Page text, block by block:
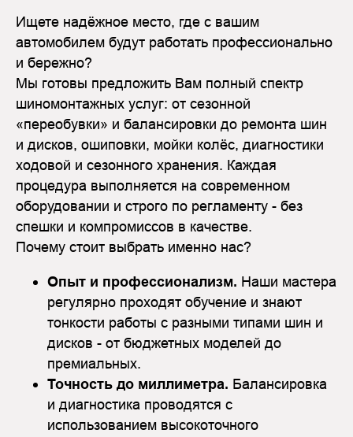
Ищете надёжное место, где с вашим
автомобилем будут работать профессионально
и бережно?
Мы готовы предложить Вам полный спектр
шиномонтажных услуг: от сезонной
«переобувки» и балансировки до ремонта шин
и дисков, ошиповки, мойки колёс, диагностики
ходовой и сезонного хранения. Каждая
процедура выполняется на современном
оборудовании и строго по регламенту - без
спешки и компромиссов в качестве.
Почему стоит выбрать именно нас?
Опыт и профессионализм. Наши мастера
регулярно проходят обучение и знают
тонкости работы с разными типами шин и
дисков - от бюджетных моделей до
премиальных.
Точность до миллиметра. Балансировка
и диагностика проводятся с
использованием высокоточного